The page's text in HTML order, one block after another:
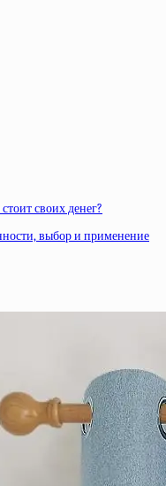
своих денег?
выбор и применение